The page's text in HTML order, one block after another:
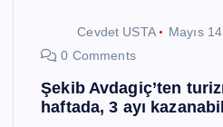
Cevdet USTA
Mayıs
0 Comments
Şekib Avdagiç’ten
haftada, 3 ayı